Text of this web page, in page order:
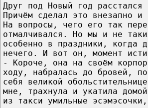
Друг под Новый год расстался
Причём сделал это внезапно и
На вопросы, чего его так
отмалчивался. Но мы и не
особенно в праздники, когда
нечего. И вот он, момент
- Короче, она на своём
ходу, набралась до бровей,
себя великой
мне, трахнула и укатила
из такси умильные